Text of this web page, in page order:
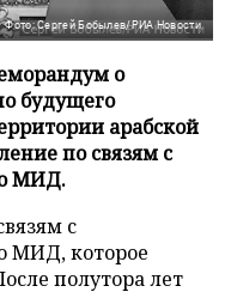
Фото: Сергей Бобылев/РИА Новости
о
будущего
арабской
по связям с
МИД.
с
МИД, которое
полутора лет